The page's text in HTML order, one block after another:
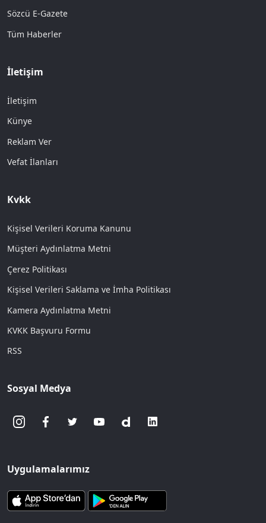
Sözcü E-Gazete
Tüm Haberler
İletişim
İletişim
Künye
Reklam Ver
Vefat İlanları
Kvkk
Kişisel Verileri Koruma Kanunu
Müşteri Aydınlatma Metni
Çerez Politikası
Kişisel Verileri Saklama ve İmha Politikası
Kamera Aydınlatma Metni
KVKK Başvuru Formu
RSS
Sosyal Medya
Uygulamalarımız